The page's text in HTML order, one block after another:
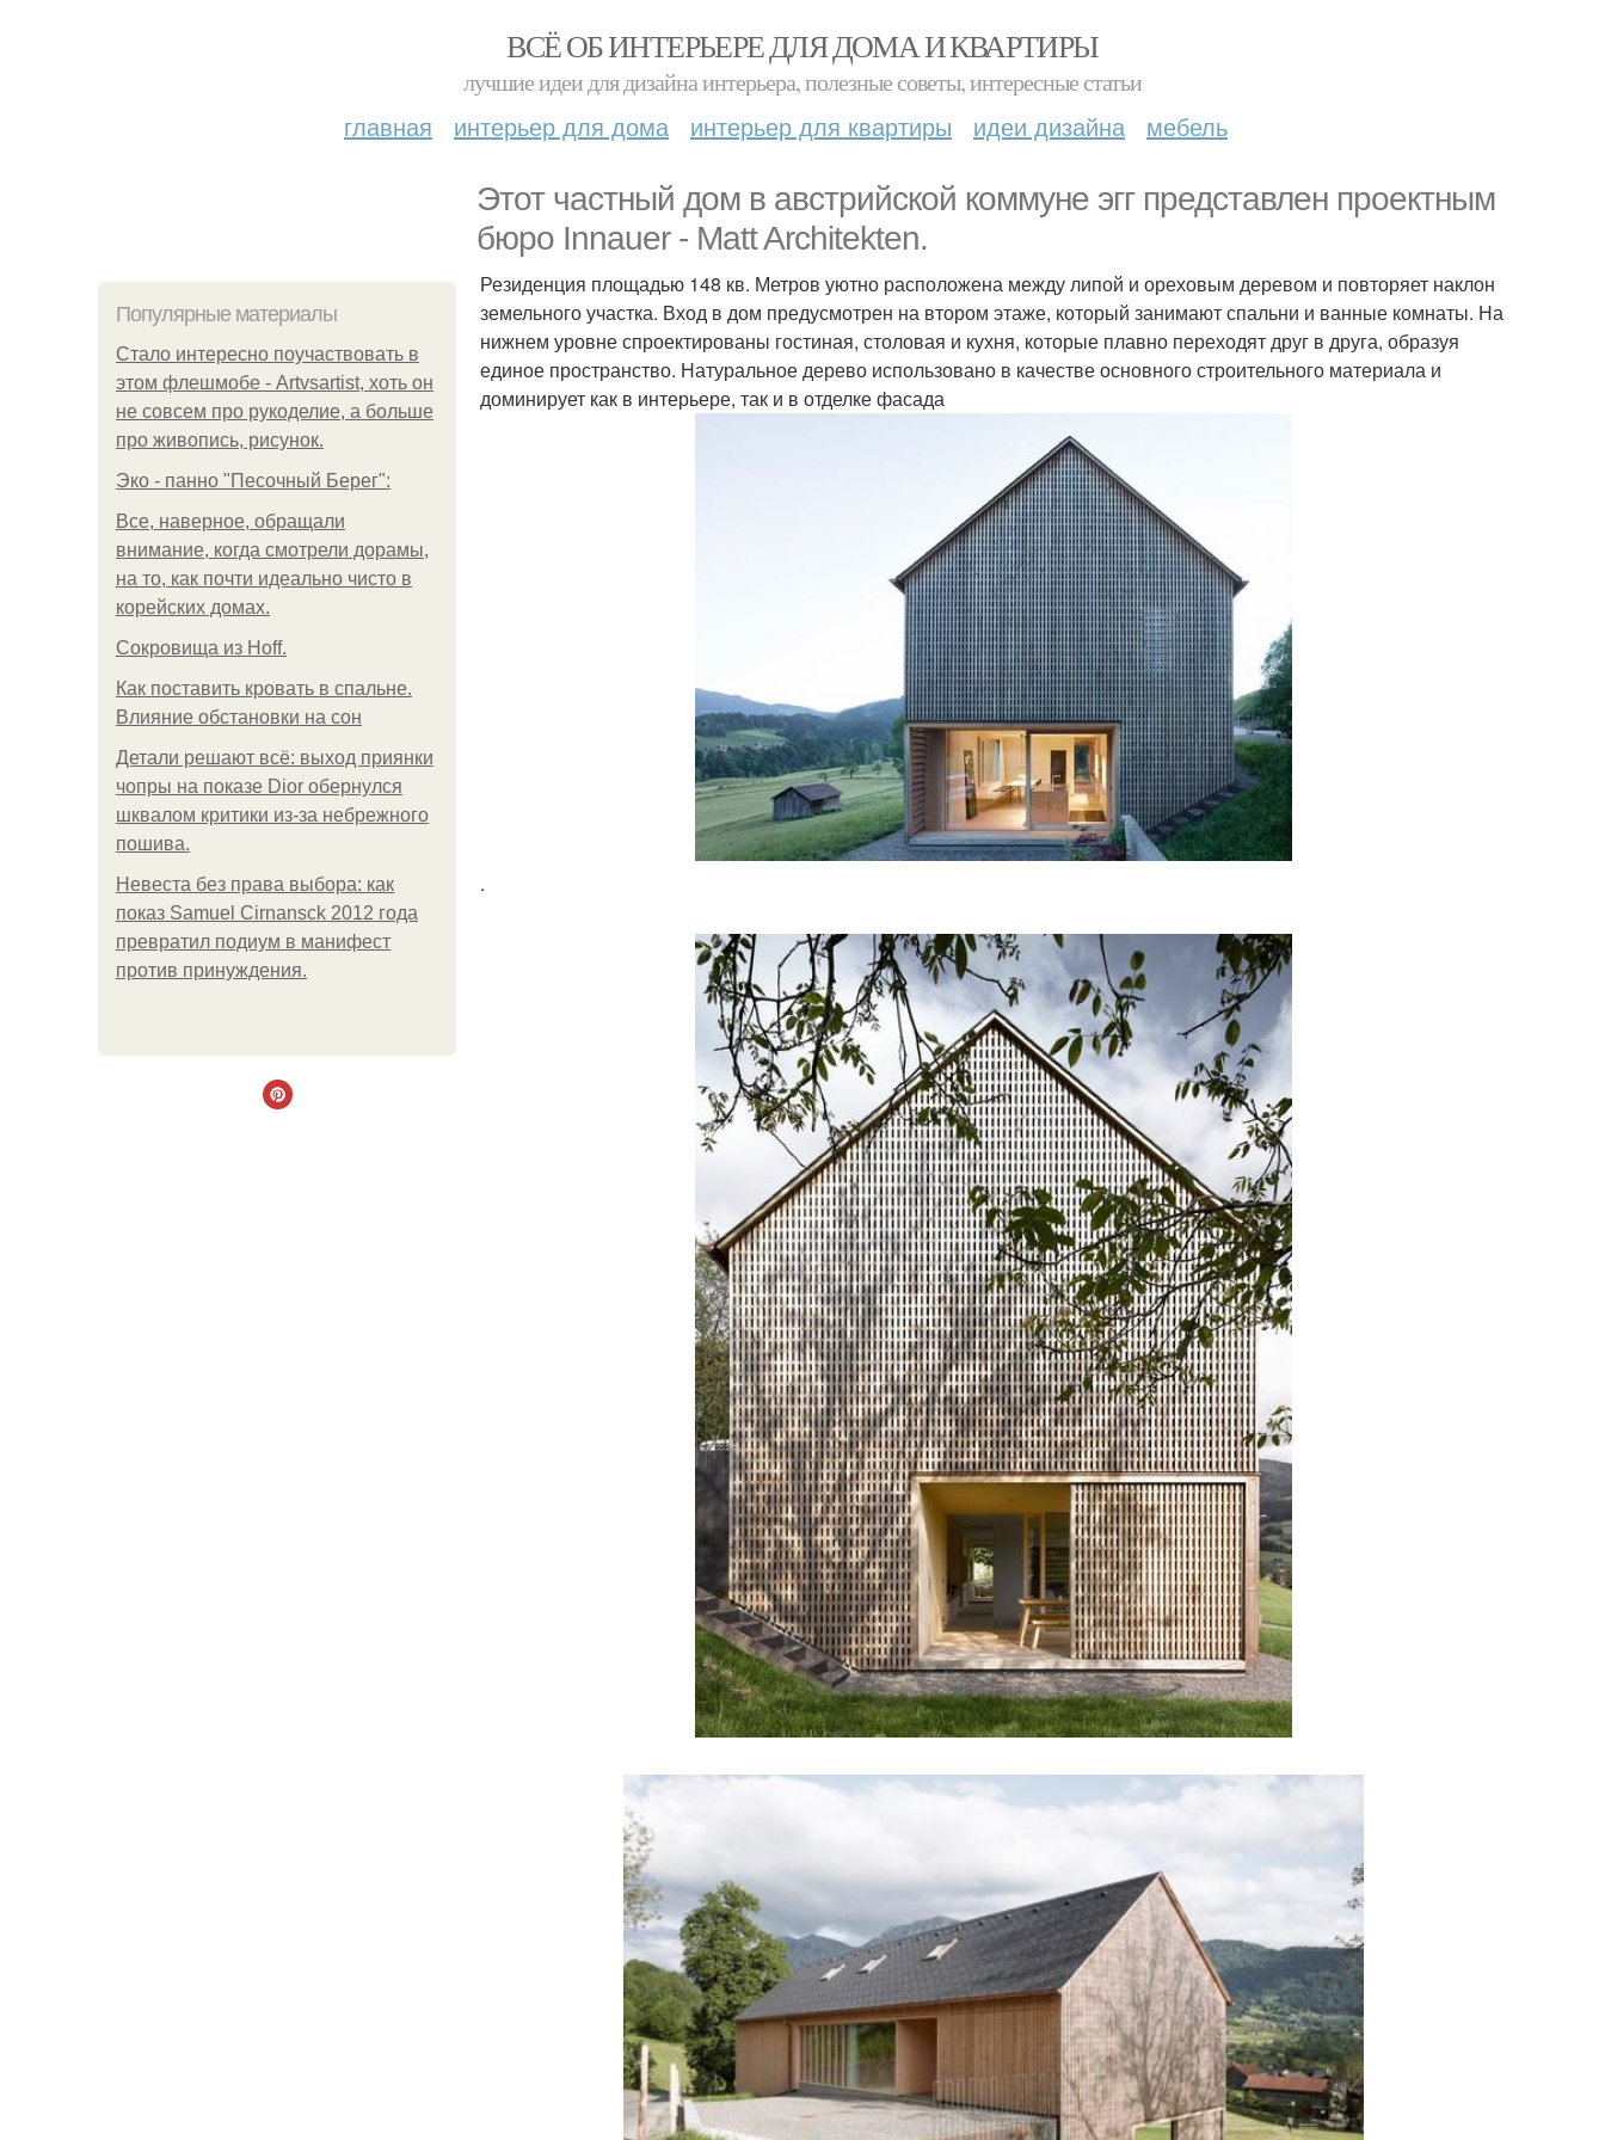
ВСЁ ОБ ИНТЕРЬЕРЕ ДЛЯ ДОМА И КВАРТИРЫ
лучшие идеи для дизайна интерьера, полезные советы, интересные статьи
главная интерьер для дома интерьер для квартиры идеи дизайна мебель
Этот частный дом в австрийской коммуне эгг представлен проектным
бюро Innauer - Matt Architekten.
Популярные материалы
Стало интересно поучаствовать в
этом флешмобе - Artvsartist, хоть он
не совсем про рукоделие, а больше
про живопись, рисунок.
Эко - панно "Песочный Берег":
Все, наверное, обращали
внимание, когда смотрели дорамы,
на то, как почти идеально чисто в
корейских домах.
Сокровища из Hoff.
Как поставить кровать в спальне.
Влияние обстановки на сон
Детали решают всё: выход приянки
чопры на показе Dior обернулся
шквалом критики из-за небрежного
пошива.
Невеста без права выбора: как
показ Samuel Cirnansck 2012 года
превратил подиум в манифест
против принуждения.
Резиденция площадью 148 кв. Метров уютно расположена между липой и ореховым деревом и повторяет наклон
земельного участка. Вход в дом предусмотрен на втором этаже, который занимают спальни и ванные комнаты. На
нижнем уровне спроектированы гостиная, столовая и кухня, которые плавно переходят друг в друга, образуя
единое пространство. Натуральное дерево использовано в качестве основного строительного материала и
доминирует как в интерьере, так и в отделке фасада
.